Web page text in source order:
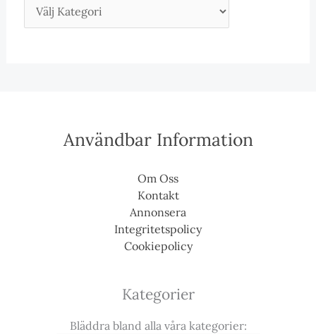
Användbar Information
Om Oss
Kontakt
Annonsera
Integritetspolicy
Cookiepolicy
Kategorier
Bläddra bland alla våra kategorier: